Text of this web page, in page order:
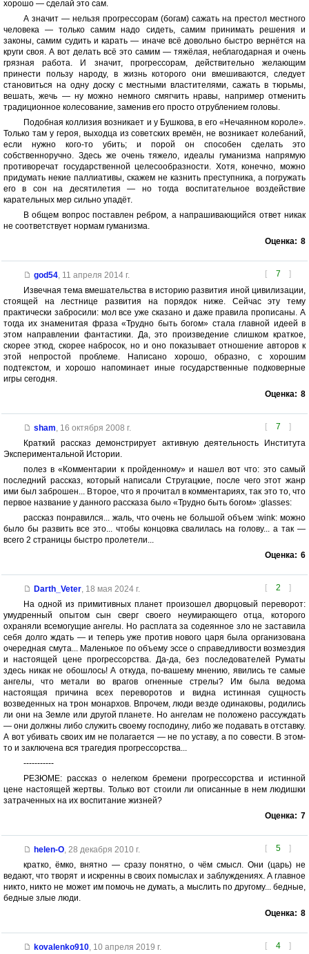
хорошо — сделай это сам.
А значит — нельзя прогрессорам (богам) сажать на престол местного
человека — только самим надо сидеть, самим принимать решения и
законы, самим судить и карать — иначе всё довольно быстро вернётся на
круги своя. А вот делать всё это самим — тяжёлая, неблагодарная и очень
грязная работа. И значит, прогрессорам, действительно желающим
принести пользу народу, в жизнь которого они вмешиваются, следует
становиться на одну доску с местными властителями, сажать в тюрьмы,
вешать, жечь — ну можно немного смягчить нравы, например отменить
традиционное колесование, заменив его просто отрублением головы.
Подобная коллизия возникает и у Бушкова, в его «Нечаянном короле».
Только там у героя, выходца из советских времён, не возникает колебаний,
если нужно кого-то убить; и порой он способен сделать это
собственноручно. Здесь же очень тяжело, идеалы гуманизма напрямую
противоречат государственной целесообразности. Хотя, конечно, можно
придумать некие паллиативы, скажем не казнить преступника, а погружать
его в сон на десятилетия — но тогда воспитательное воздействие
карательных мер сильно упадёт.
В общем вопрос поставлен ребром, а напрашивающийся ответ никак
не соответствует нормам гуманизма.
Оценка: 8
[ 7 ]
god54, 11 апреля 2014 г.
Извечная тема вмешательства в историю развития иной цивилизации,
стоящей на лестнице развития на порядок ниже. Сейчас эту тему
практически забросили: мол все уже сказано и даже правила прописаны. А
тогда их знаменитая фраза «Трудно быть богом» стала главной идеей в
этом направлении фантастики. Да, это произведение слишком краткое,
скорее этюд, скорее набросок, но и оно показывает отношение авторов к
этой непростой проблеме. Написано хорошо, образно, с хорошим
подтекстом, и хорошо напоминает иные государственные подковерные
игры сегодня.
Оценка: 8
[ 7 ]
sham, 16 октября 2008 г.
Краткий рассказ демонстрирует активную деятельность Института
Экспериментальной Истории.
полез в «Комментарии к пройденному» и нашел вот что: это самый
последний рассказ, который написали Стругацкие, после чего этот жанр
ими был заброшен... Второе, что я прочитал в комментариях, так это то, что
первое название у данного рассказа было «Трудно быть богом» :glasses:
рассказ понравился... жаль, что очень не большой объем :wink: можно
было бы развить все это... чтобы концовка свалилась на голову... а так —
всего 2 страницы быстро пролетели...
Оценка: 6
[ 2 ]
Darth_Veter, 18 мая 2024 г.
На одной из примитивных планет произошел дворцовый переворот:
умудренный опытом сын сверг своего неумирающего отца, которого
охраняли всемогущие ангелы. Но расплата за содеянное зло не заставила
себя долго ждать — и теперь уже против нового царя была организована
очередная смута... Маленькое по объему эссе о справедливости возмездия
и настоящей цене прогрессорства. Да-да, без последователей Руматы
здесь никак не обошлось! А откуда, по-вашему мнению, явились те самые
ангелы, что метали во врагов огненные стрелы? Им была ведома
настоящая причина всех переворотов и видна истинная сущность
возведенных на трон монархов. Впрочем, люди везде одинаковы, родились
ли они на Земле или другой планете. Но ангелам не положено рассуждать
— они должны либо служить своему господину, либо же подавать в отставку.
А вот убивать своих им не полагается — не по уставу, а по совести. В этом-
то и заключена вся трагедия прогрессорства...
-----------
РЕЗЮМЕ: рассказ о нелегком бремени прогрессорства и истинной
цене настоящей жертвы. Только вот стоили ли описанные в нем людишки
затраченных на их воспитание жизней?
Оценка: 7
[ 5 ]
helen-O, 28 декабря 2010 г.
кратко, ёмко, внятно — сразу понятно, о чём смысл. Они (царь) не
ведают, что творят и искренны в своих помыслах и заблуждениях. А главное
никто, никто не может им помочь не думать, а мыслить по другому... бедные,
бедные злые люди.
Оценка: 8
[ 4 ]
kovalenko910, 10 апреля 2019 г.